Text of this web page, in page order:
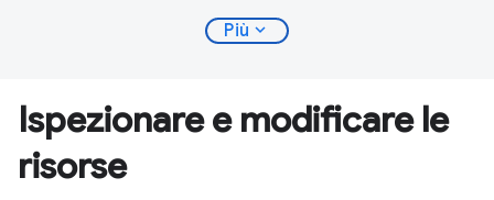
Più expand_more
Ispezionare e modificare le
risorse